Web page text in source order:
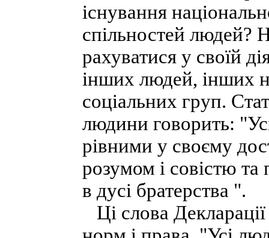
існування
спільностей людей?
рахуватися у своїй
інших людей, інших
соціальних груп.
людини говорить:
рівними у своєму
розумом і совістю та
в дусі братерства ".
Ці слова